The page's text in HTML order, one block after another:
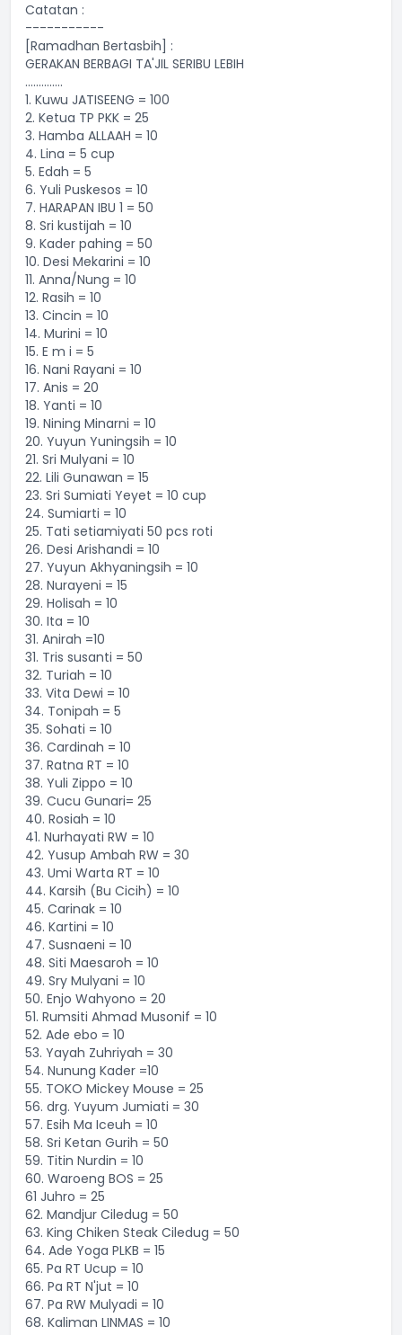
Catatan :
-----------
[Ramadhan Bertasbih] :
GERAKAN BERBAGI TA'JIL SERIBU LEBIH
..............
1. Kuwu JATISEENG = 100
2. Ketua TP PKK = 25
3. Hamba ALLAAH = 10
4. Lina = 5 cup
5. Edah = 5
6. Yuli Puskesos = 10
7. HARAPAN IBU 1 = 50
8. Sri kustijah = 10
9. Kader pahing = 50
10. Desi Mekarini = 10
11. Anna/Nung = 10
12. Rasih = 10
13. Cincin = 10
14. Murini = 10
15. E m i = 5
16. Nani Rayani = 10
17. Anis = 20
18. Yanti = 10
19. Nining Minarni = 10
20. Yuyun Yuningsih = 10
21. Sri Mulyani = 10
22. Lili Gunawan = 15
23. Sri Sumiati Yeyet = 10 cup
24. Sumiarti = 10
25. Tati setiamiyati 50 pcs roti
26. Desi Arishandi = 10
27. Yuyun Akhyaningsih = 10
28. Nurayeni = 15
29. Holisah = 10
30. Ita = 10
31. Anirah =10
31. Tris susanti = 50
32. Turiah = 10
33. Vita Dewi = 10
34. Tonipah = 5
35. Sohati = 10
36. Cardinah = 10
37. Ratna RT = 10
38. Yuli Zippo = 10
39. Cucu Gunari= 25
40. Rosiah = 10
41. Nurhayati RW = 10
42. Yusup Ambah RW = 30
43. Umi Warta RT = 10
44. Karsih (Bu Cicih) = 10
45. Carinak = 10
46. Kartini = 10
47. Susnaeni = 10
48. Siti Maesaroh = 10
49. Sry Mulyani = 10
50. Enjo Wahyono = 20
51. Rumsiti Ahmad Musonif = 10
52. Ade ebo = 10
53. Yayah Zuhriyah = 30
54. Nunung Kader =10
55. TOKO Mickey Mouse = 25
56. drg. Yuyum Jumiati = 30
57. Esih Ma Iceuh = 10
58. Sri Ketan Gurih = 50
59. Titin Nurdin = 10
60. Waroeng BOS = 25
61 Juhro = 25
62. Mandjur Ciledug = 50
63. King Chiken Steak Ciledug = 50
64. Ade Yoga PLKB = 15
65. Pa RT Ucup = 10
66. Pa RT N'jut = 10
67. Pa RW Mulyadi = 10
68. Kaliman LINMAS = 10